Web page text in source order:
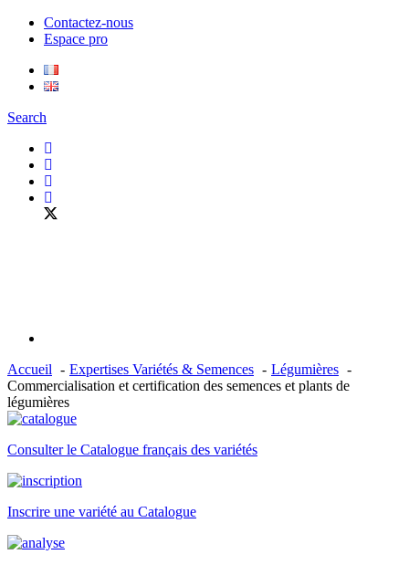
Contactez-nous
Espace pro
Search
Accueil Expertises Variétés & Semences
Légumières
Commercialisation et certification des semences et plants de
légumières
Consulter le Catalogue français des variétés
Inscrire une variété au Catalogue